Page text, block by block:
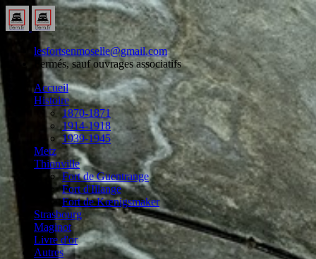
lesfortsenmoselle@gmail.com
Fermés, sauf ouvrages associatifs
Accueil
Histoire
1870-1871
1914-1918
1939-1945
Metz
Thionville
Fort de Guentrange
Fort d'Illange
Fort de Kœnigsmaker
Strasbourg
Maginot
Livre d'or
Autres